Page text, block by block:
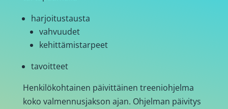
harjoitustausta
vahvuudet
kehittämistarpeet
tavoitteet
Henkilökohtainen päivittäinen treeniohjelma
koko valmennusjakson ajan. Ohjelman päivitys